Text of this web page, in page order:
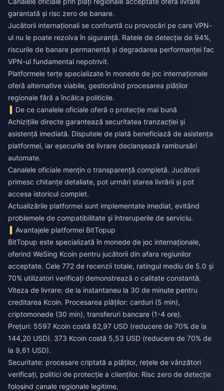
garantată și risc zero de banare.
Jucătorii internaționali se confruntă cu provocări pe care VPN-
ul nu le poate rezolva în siguranță. Ratele de detecție de 94%,
riscurile de banare permanentă și degradarea performanței fac
VPN-ul fundamental nepotrivit.
Platformele terțe specializate în monede de joc internaționale
oferă alternative viabile, gestionând procesarea plăților
regionale fără a încălca politicile.
De ce canalele oficiale oferă o protecție mai bună
Achizițiile directe garantează securitatea tranzacției și
asistență imediată. Disputele de plată beneficiază de asistența
platformei, iar eșecurile de livrare declanșează rambursări
automate.
Canalele oficiale mențin o transparență completă. Jucătorii
primesc chitanțe detaliate, pot urmări starea livrării și pot
accesa istoricul complet.
Actualizările platformei sunt implementate imediat, evitând
problemele de compatibilitate și întreruperile de serviciu.
Avantajele platformei BitTopup
BitTopup este specializată în monede de joc internaționale,
oferind WeSing Kcoin pentru jucătorii din afara regiunilor
acceptate. Cele 772 de recenzii totale, ratingul mediu de 5.0 și
70% utilizatori verificați demonstrează o calitate constantă.
Viteza de livrare: de la instantaneu la 30 de minute pentru
creditarea Kcoin. Procesarea plăților: carduri (5 min),
criptomonede (30 min), transferuri bancare (1-4 ore).
Prețuri: 5597 Kcoin costă 82,97 USD (reducere de 70% de la
144,20 USD). 373 Kcoin costă 5,53 USD (reducere de 70% de
la 9,61 USD).
Securitate: procesare criptată a plăților, rețele de vânzători
verificați, politici de protecție a clienților. Risc zero de detecție
folosind canale regionale legitime.